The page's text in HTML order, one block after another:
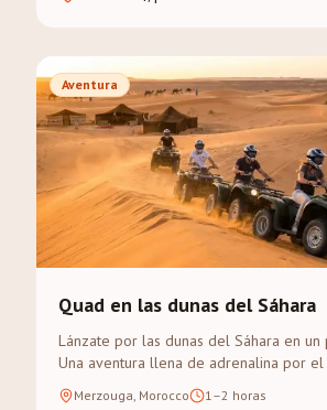
Aventura
Quad en las dunas del Sáhara
Lánzate por las dunas del Sáhara en un
Una aventura llena de adrenalina por
sin experiencia previa necesaria.
Merzouga, Morocco 1–2 horas